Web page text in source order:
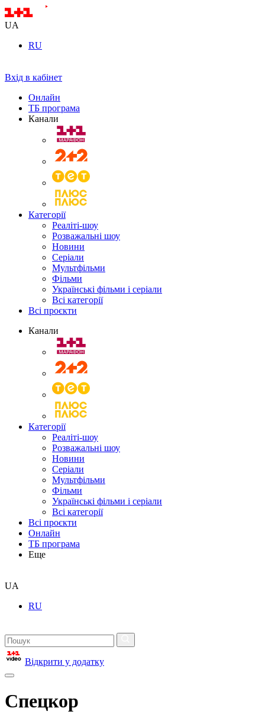
UA
RU
Вхід в кабінет
Онлайн
ТБ програма
Канали
Категорії
Реаліті-шоу
Розважальні шоу
Новини
Серіали
Мультфільми
Фільми
Українські фільми і серіали
Всі категорії
Всі проєкти
Канали
Категорії
Реаліті-шоу
Розважальні шоу
Новини
Серіали
Мультфільми
Фільми
Українські фільми і серіали
Всі категорії
Всі проєкти
Онлайн
ТБ програма
Еще
UA
RU
Відкрити у додатку
Спецкор